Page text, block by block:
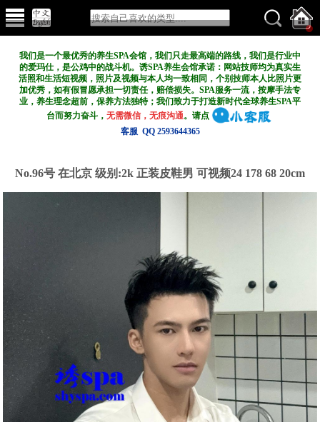
我们是一个最优秀的养生SPA会馆，我们只走最高端的路线，我们是行业中
的爱玛仕，是公鸡中的战斗机。诱SPA养生会馆承诺：网站技师均为真实生
活照和生活短视频，照片及视频与本人均一致相同，个别技师本人比照片更
加优秀，如有假冒愿承担一切责任，赔偿损失。SPA服务一流，按摩手法专
业，养生理念超前，保养方法独特；我们致力于打造新时代全球养生SPA平
台而努力奋斗，无需微信，无痕沟通。请点
客服 QQ 2593644365
No.96号 在北京 级别:2k 正装皮鞋男 可视频24 178 68 20cm